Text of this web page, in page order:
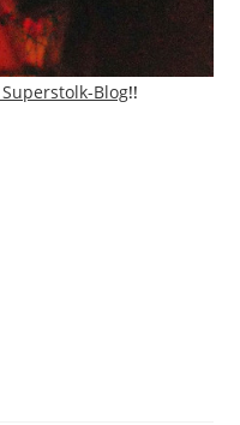
Blog!!